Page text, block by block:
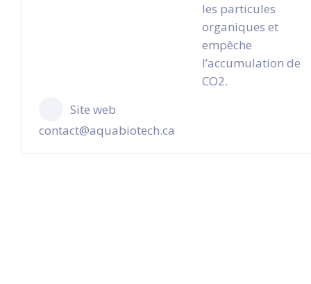
les particules
organiques et
empêche
l’accumulation de
CO2.
Site web
contact@aquabiotech.ca